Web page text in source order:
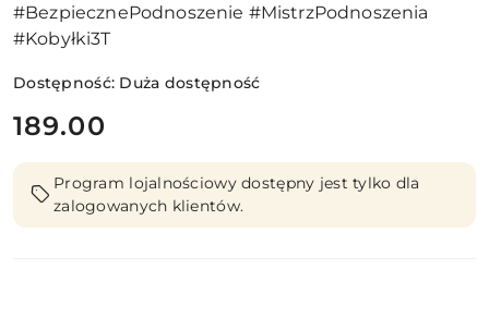
#BezpiecznePodnoszenie #MistrzPodnoszenia
#Kobyłki3T
Dostępność: Duża dostępność
cena:
189.00
Program lojalnościowy dostępny jest tylko dla
zalogowanych klientów.